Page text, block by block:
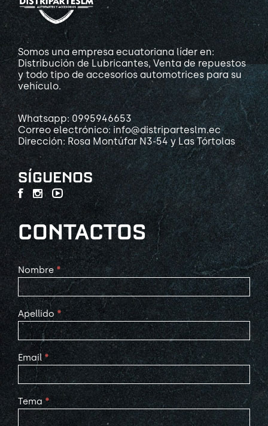
Somos una empresa ecuatoriana líder en:
Distribución de Lubricantes, Venta de repuestos
y todo tipo de accesorios automotrices para su
vehículo.
Whatsapp: 0995946653
Correo electrónico: info@distriparteslm.ec
Dirección: Rosa Montúfar N3-54 y Las Tórtolas
SÍGUENOS
CONTACTOS
Contact
Us
Nombre *
Apellido *
Email *
Tema *